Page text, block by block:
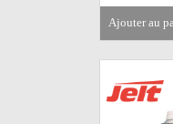
ajouter au